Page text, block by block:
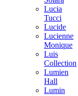
Lucia
Tucci
Lucide
Lucienne
Monique
Luis
Collection
Lumien
Hall
Lumin